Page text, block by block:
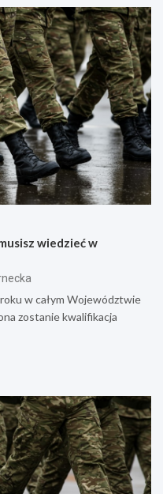
wiedzieć w
w całym Województwie
zostanie kwalifikacja